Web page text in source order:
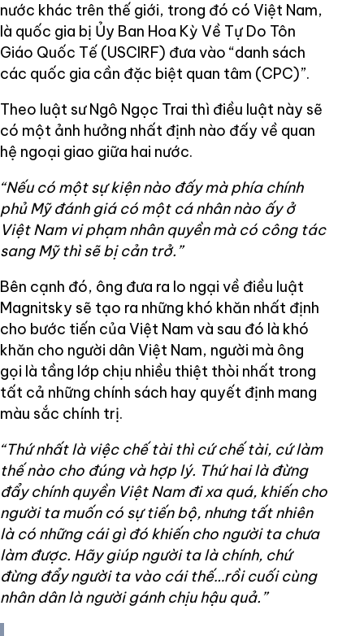
nước khác trên thế giới, trong đó có Việt Nam,
là quốc gia bị Ủy Ban Hoa Kỳ Về Tự Do Tôn
Giáo Quốc Tế (USCIRF) đưa vào “danh sách
các quốc gia cần đặc biệt quan tâm (CPC)”.
Theo luật sư Ngô Ngọc Trai thì điều luật này sẽ
có một ảnh hưởng nhất định nào đấy về quan
hệ ngoại giao giữa hai nước.
“Nếu có một sự kiện nào đấy mà phía chính
phủ Mỹ đánh giá có một cá nhân nào ấy ở
Việt Nam vi phạm nhân quyền mà có công tác
sang Mỹ thì sẽ bị cản trở.”
Bên cạnh đó, ông đưa ra lo ngại về điều luật
Magnitsky sẽ tạo ra những khó khăn nhất định
cho bước tiến của Việt Nam và sau đó là khó
khăn cho người dân Việt Nam, người mà ông
gọi là tầng lớp chịu nhiều thiệt thòi nhất trong
tất cả những chính sách hay quyết định mang
màu sắc chính trị.
“Thứ nhất là việc chế tài thì cứ chế tài, cứ làm
thế nào cho đúng và hợp lý. Thứ hai là đừng
đẩy chính quyền Việt Nam đi xa quá, khiến cho
người ta muốn có sự tiến bộ, nhưng tất nhiên
là có những cái gì đó khiến cho người ta chưa
làm được. Hãy giúp người ta là chính, chứ
đừng đẩy người ta vào cái thế…rồi cuối cùng
nhân dân là người gánh chịu hậu quả.”